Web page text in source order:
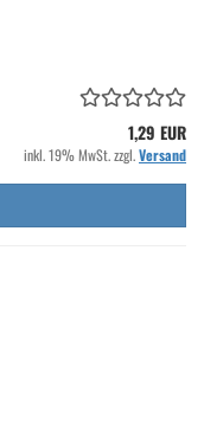
1,29 EUR
inkl. 19% MwSt. zzgl.Versand